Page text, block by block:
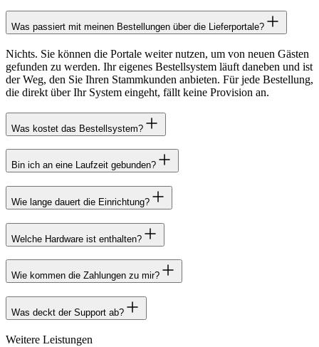
Was passiert mit meinen Bestellungen über die Lieferportale?
Nichts. Sie können die Portale weiter nutzen, um von neuen Gästen
gefunden zu werden. Ihr eigenes Bestellsystem läuft daneben und ist
der Weg, den Sie Ihren Stammkunden anbieten. Für jede Bestellung,
die direkt über Ihr System eingeht, fällt keine Provision an.
Was kostet das Bestellsystem?
Bin ich an eine Laufzeit gebunden?
Wie lange dauert die Einrichtung?
Welche Hardware ist enthalten?
Wie kommen die Zahlungen zu mir?
Was deckt der Support ab?
Weitere Leistungen